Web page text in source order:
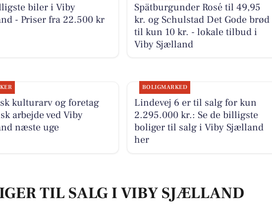
biler i Viby
- Priser fra 22.500 kr
Spätburgunder Rosé til 49,95
kr. og Schulstad Det Gode brød
til kun 10 kr. - lokale tilbud i
Viby Sjælland
kulturarv og foretag
arbejde ved Viby
næste uge
BOLIGMARKED
Lindevej 6 er til salg for kun
2.295.000 kr.: Se de billigste
boliger til salg i Viby Sjælland
her
TIL SALG I VIBY SJÆLLAND